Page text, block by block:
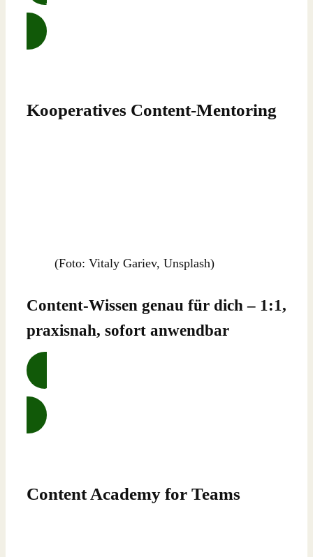
Mehr erfahren …
Kooperatives Content-Mentoring
(Foto: Vitaly Gariev, Unsplash)
Content-Wissen genau für dich – 1:1,
praxisnah, sofort anwendbar
Mehr erfahren …
Content Academy for Teams